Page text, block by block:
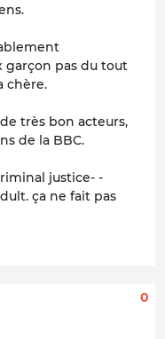
garçon pas du tout
chère.
très bon acteurs,
de la BBC.
justice- -
ça ne fait pas
0